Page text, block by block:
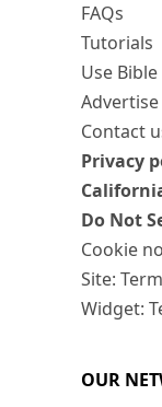
FAQs
Tutorials
Use
Contact
Privacy
Do Not
Cookie
Site:
Widget:
OUR